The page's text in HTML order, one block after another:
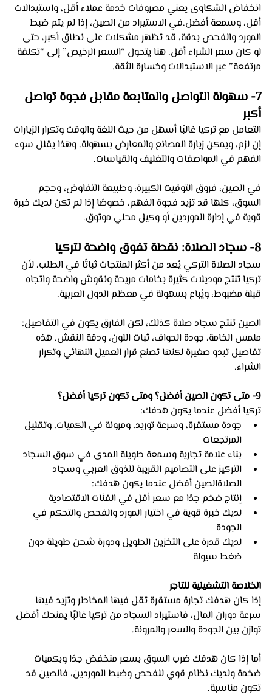
انخفاض الشكاوى يعني مصروفات خدمة عملاء أقل، واستبدالات
أقل، وسمعة أفضل.في الاستيراد من الصين، إذا لم يتم ضبط
المورد والفحص بدقة، قد تظهر مشكلات على نطاق أكبر، حتى
لو كان سعر الشراء أقل. هنا يتحول “السعر الرخيص” إلى “تكلفة
مرتفعة” عبر الاستبدالات وخسارة الثقة.
7- سهولة التواصل والمتابعة مقابل فجوة تواصل
أكبر
التعامل مع تركيا غالبًا أسهل من حيث اللغة والوقت وتكرار الزيارات
إن لزم، ويمكن زيارة المصانع والمعارض بسهولة، وهذا يقلل سوء
الفهم في المواصفات والتغليف والقياسات.
في الصين، فروق التوقيت الكبيرة، وطبيعة التفاوض، وحجم
السوق، كلها قد تزيد فجوة الفهم، خصوصًا إذا لم تكن لديك خبرة
قوية في إدارة الموردين أو وكيل محلي موثوق.
8- سجاد الصلاة: نقطة تفوق واضحة لتركيا
سجاد الصلاة التركي يُعد من أكثر المنتجات ثباتًا في الطلب، لأن
تركيا تنتج موديلات كثيرة بخامات مريحة ونقوش واضحة واتجاه
قبلة مضبوط، ويُباع بسهولة في معظم الدول العربية.
الصين تنتج سجاد صلاة كذلك، لكن الفارق يكون في التفاصيل:
ملمس الخامة، جودة الحواف، ثبات اللون، ودقة النقش. هذه
تفاصيل تبدو صغيرة لكنها تصنع قرار العميل النهائي وتكرار
الشراء.
9- متى تكون الصين أفضل؟ ومتى تكون تركيا أفضل؟
تركيا أفضل عندما يكون هدفك:
جودة مستقرة، وسرعة توريد، ومرونة في الكميات، وتقليل
المرتجعات
بناء علامة تجارية وسمعة طويلة المدى في سوق السجاد
التركيز على التصاميم القريبة للذوق العربي وسجاد
الصلاةالصين أفضل عندما يكون هدفك:
إنتاج ضخم جدًا مع سعر أقل في الفئات الاقتصادية
لديك خبرة قوية في اختيار المورد والفحص والتحكم في
الجودة
لديك قدرة على التخزين الطويل ودورة شحن طويلة دون
ضغط سيولة
الخلاصة التشغيلية للتاجر
إذا كان هدفك تجارة مستقرة تقل فيها المخاطر وتزيد فيها
سرعة دوران المال، فاستيراد السجاد من تركيا غالبًا يمنحك أفضل
توازن بين الجودة والسعر والمرونة.
أما إذا كان هدفك ضرب السوق بسعر منخفض جدًا وبكميات
ضخمة ولديك نظام قوي للفحص وضبط الموردين، فالصين قد
تكون مناسبة.